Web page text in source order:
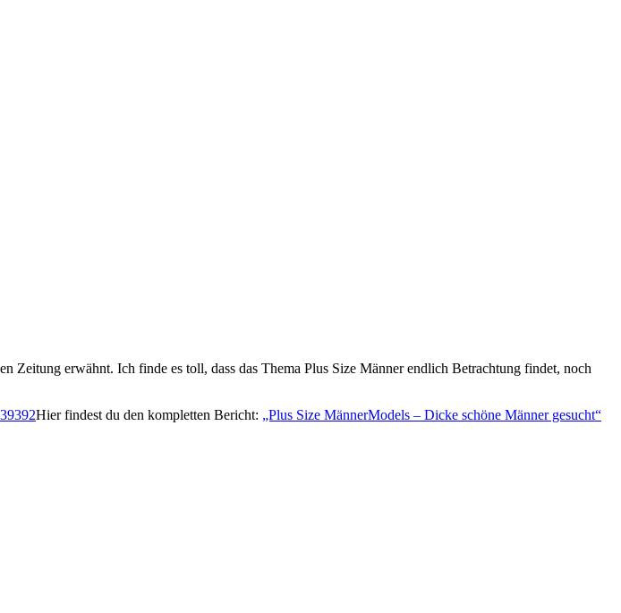
Zeitung erwähnt. Ich finde es toll, dass das Thema Plus Size Männer endlich Betrachtung findet, noch
Hier findest du den kompletten Bericht: „Plus Size MännerModels – Dicke schöne Männer gesucht“